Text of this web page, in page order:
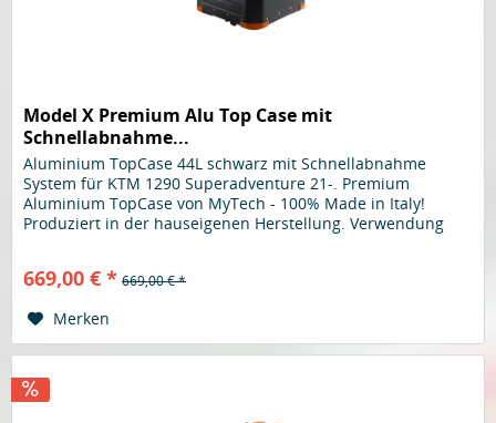
Model X Premium Alu Top Case mit
Schnellabnahme...
Aluminium TopCase 44L schwarz mit Schnellabnahme
System für KTM 1290 Superadventure 21-. Premium
Aluminium TopCase von MyTech - 100% Made in Italy!
Produziert in der hauseigenen Herstellung. Verwendung
669,00 € * 669,00 € *
Merken